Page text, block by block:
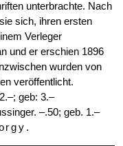
unterbrachte. Nach
sich, ihren ersten
Verleger
und er erschien 1896
wurden von
veröffentlicht.
geb: 3.–
–.50; geb. 1.–
.